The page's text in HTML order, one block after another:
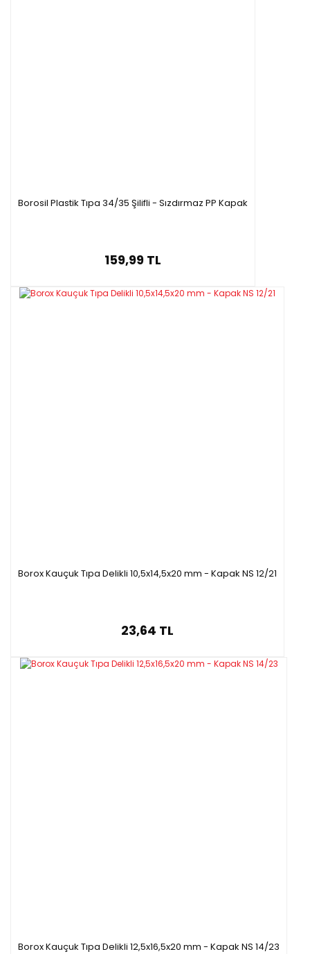
Borosil Plastik Tıpa 34/35 Şilifli - Sızdırmaz PP Kapak
159,99 TL
Borox Kauçuk Tıpa Delikli 10,5x14,5x20 mm - Kapak NS 12/21
23,64 TL
Borox Kauçuk Tıpa Delikli 12,5x16,5x20 mm - Kapak NS 14/23